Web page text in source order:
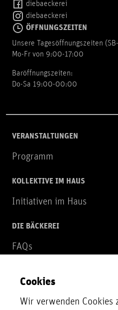
diebaeckerei
diebaeckerei
ÖFFNUNGSZEITEN
Unsere Tagesöffnungszeiten
Mo-Fr von 9:00-17:00
Baröffnungszeiten:
Do-Sa 19:00-00:00
VERANSTALTUNGEN
Programm
KOLLEKTIVE IM HAUS
Initiativen im Haus
DIE BÄCKEREI
FAQs
NEWSLETTER
Zur Newsletter Anmeldung
Cookies
Wir verwenden Cookies